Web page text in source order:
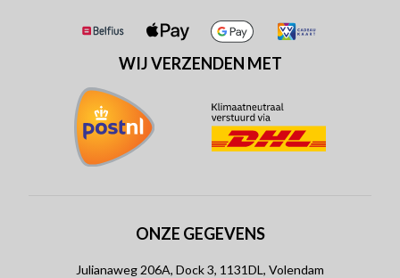
WIJ VERZENDEN MET
ONZE GEGEVENS
Julianaweg 206A, Dock 3, 1131DL, Volendam